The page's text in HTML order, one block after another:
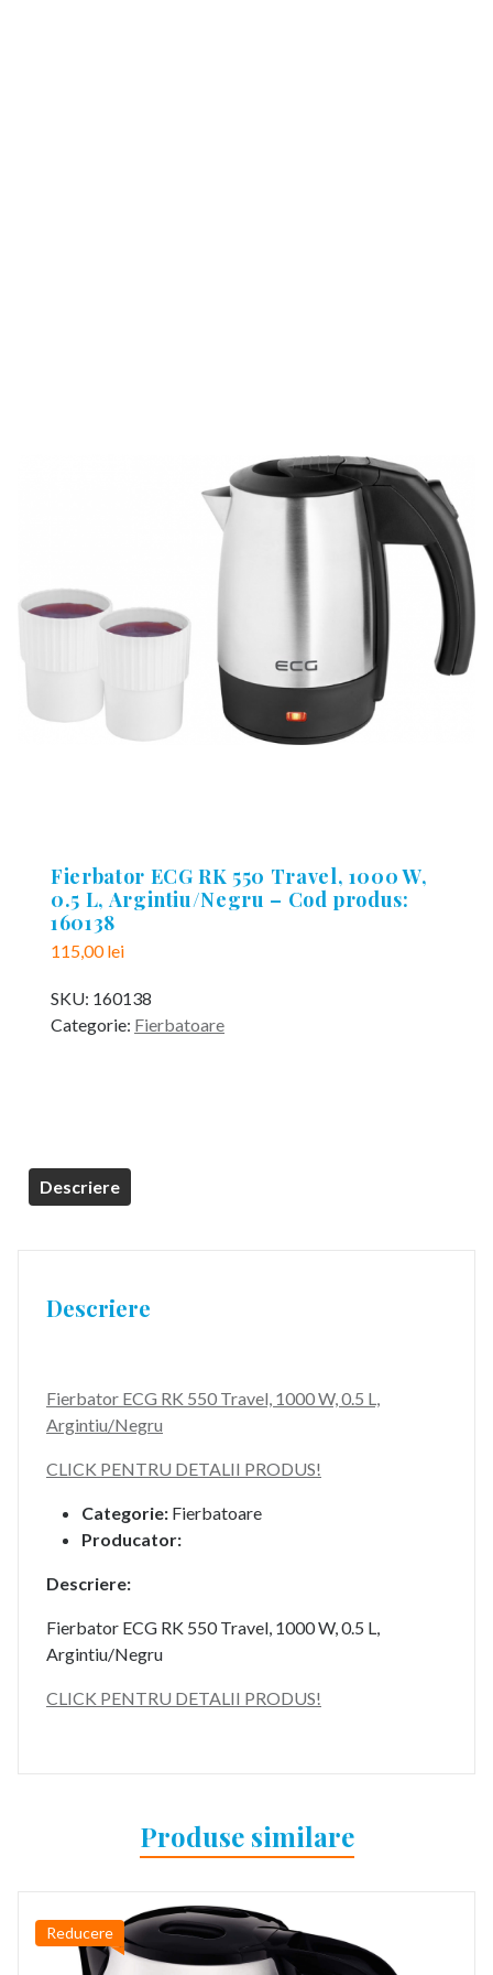
Fierbator ECG RK 550 Travel, 1000 W,
0.5 L, Argintiu/Negru – Cod produs:
160138
115,00lei
SKU: 160138
Categorie: Fierbatoare
Descriere
Descriere
Fierbator ECG RK 550 Travel, 1000 W, 0.5 L,
Argintiu/Negru
CLICK PENTRU DETALII PRODUS!
Categorie: Fierbatoare
Producator:
Descriere:
Fierbator ECG RK 550 Travel, 1000 W, 0.5 L,
Argintiu/Negru
CLICK PENTRU DETALII PRODUS!
Produse similare
Reducere